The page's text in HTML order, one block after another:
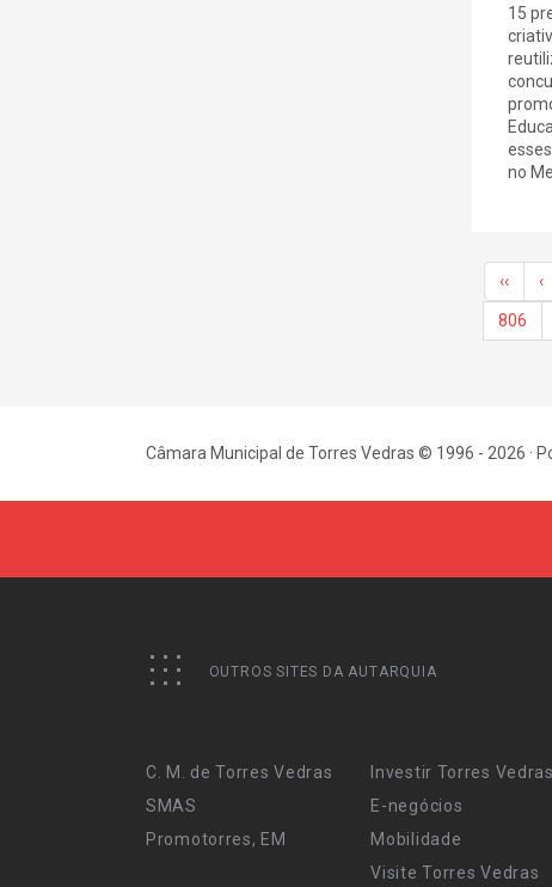
15
no
‹‹ ‹
806
Câmara Municipal de Torres Vedras © 1996 - 2026 ·
OUTROS SITES DA AUTARQUIA
C. M. de Torres Vedras
SMAS
Promotorres, EM
Investir Torres Vedras
E-negócios
Mobilidade
Visite Torres Vedras